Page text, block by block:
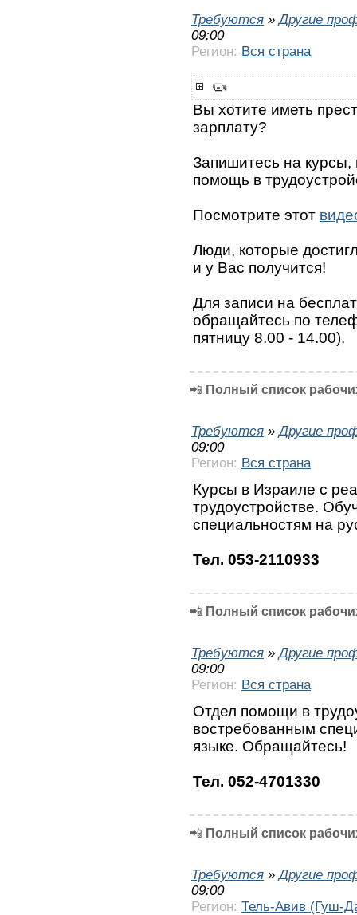
Требуются »Другие
09:00
Регион: Вся страна
Вы хотите иметь
зарплату?
Запишитесь на курсы,
помощь в
Посмотрите этот
Люди, которые
и у Вас получится!
Для записи на
обращайтесь по
пятницу 8.00 - 14.00).
📲 Полный список
Требуются »Другие
09:00
Регион: Вся страна
Курсы в Израиле с
трудоустройстве.
специальностям на
Тел. 053-2110933
📲 Полный список
Требуются »Другие
09:00
Регион: Вся страна
Отдел помощи в
востребованным
языке. Обращайтесь!
Тел. 052-4701330
📲 Полный список
Требуются »Другие
09:00
Регион: Тель-Авив (Гуш-